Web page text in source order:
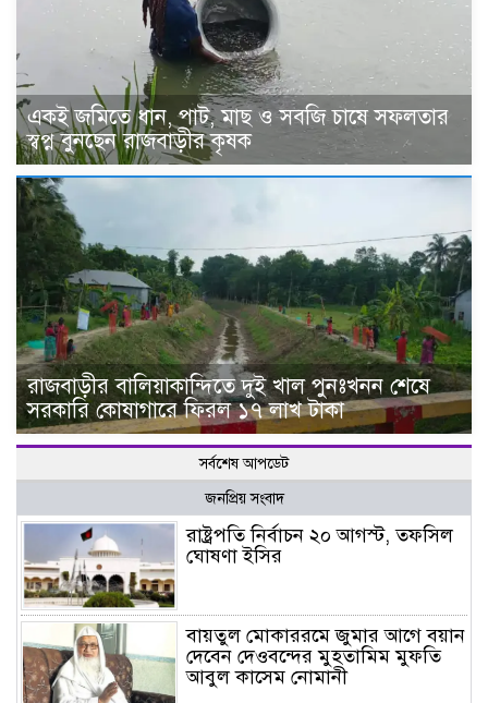
একই জমিতে ধান, পাট, মাছ ও সবজি চাষে সফলতার
স্বপ্ন বুনছেন রাজবাড়ীর কৃষক
রাজবাড়ীর বালিয়াকান্দিতে দুই খাল পুনঃখনন শেষে
সরকারি কোষাগারে ফিরল ১৭ লাখ টাকা
সর্বশেষ আপডেট
জনপ্রিয় সংবাদ
রাষ্ট্রপতি নির্বাচন ২০ আগস্ট, তফসিল
ঘোষণা ইসির
বায়তুল মোকাররমে জুমার আগে বয়ান
দেবেন দেওবন্দের মুহতামিম মুফতি
আবুল কাসেম নোমানী